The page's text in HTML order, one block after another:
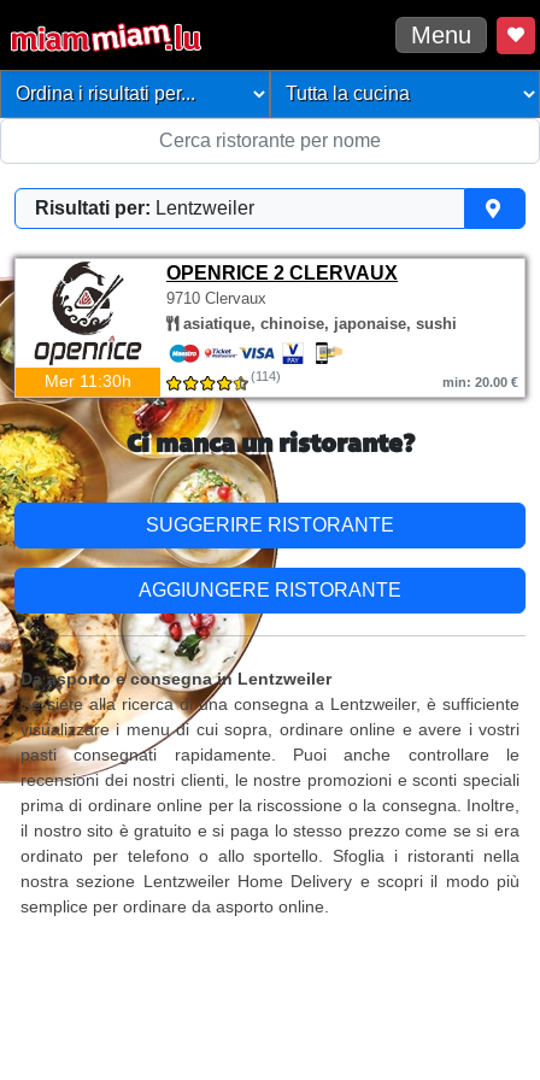
Menu
Risultati per: Lentzweiler
OPENRICE 2 CLERVAUX
9710 Clervaux
asiatique, chinoise, japonaise, sushi
Mer 11:30h (114) min: 20.00 €
Ci manca un ristorante?
SUGGERIRE RISTORANTE
AGGIUNGERE RISTORANTE
Da asporto e consegna in Lentzweiler
Se siete alla ricerca di una consegna a Lentzweiler, è sufficiente
visualizzare i menu di cui sopra, ordinare online e avere i vostri
pasti consegnati rapidamente. Puoi anche controllare le
recensioni dei nostri clienti, le nostre promozioni e sconti speciali
prima di ordinare online per la riscossione o la consegna. Inoltre,
il nostro sito è gratuito e si paga lo stesso prezzo come se si era
ordinato per telefono o allo sportello. Sfoglia i ristoranti nella
nostra sezione Lentzweiler Home Delivery e scopri il modo più
semplice per ordinare da asporto online.